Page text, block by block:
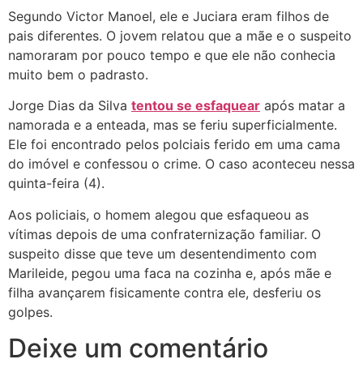
Segundo Victor Manoel, ele e Juciara eram filhos de
pais diferentes. O jovem relatou que a mãe e o suspeito
namoraram por pouco tempo e que ele não conhecia
muito bem o padrasto.
Jorge Dias da Silva tentou se esfaquear após matar a
namorada e a enteada, mas se feriu superficialmente.
Ele foi encontrado pelos polciais ferido em uma cama
do imóvel e confessou o crime. O caso aconteceu nessa
quinta-feira (4).
Aos policiais, o homem alegou que esfaqueou as
vítimas depois de uma confraternização familiar. O
suspeito disse que teve um desentendimento com
Marileide, pegou uma faca na cozinha e, após mãe e
filha avançarem fisicamente contra ele, desferiu os
golpes.
Deixe um comentário